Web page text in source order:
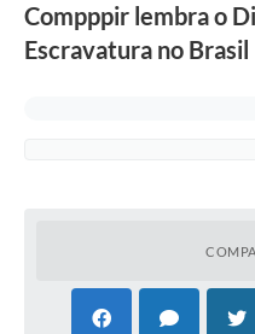
Turismo
A Prefeitura
Compppir lembra o
Escravatura no Brasil